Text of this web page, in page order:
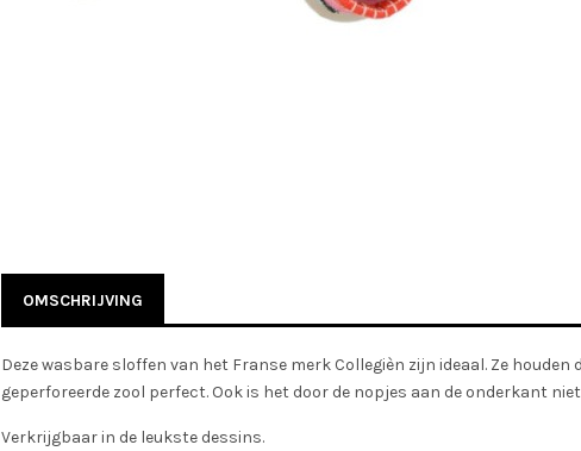
OMSCHRIJVING
Deze wasbare sloffen van het Franse merk Collegièn zijn ideaal. Ze
geperforeerde zool perfect. Ook is het door de nopjes aan de onderkant
Verkrijgbaar in de leukste dessins.